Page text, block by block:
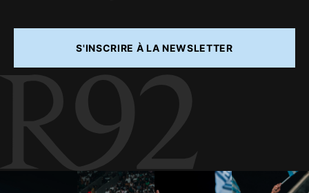
S'INSCRIRE À LA NEWSLETTER